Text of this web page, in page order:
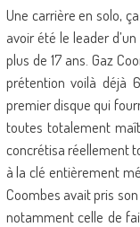
Une carrière en solo,
avoir été le leader
plus de 17 ans. Gaz
prétention voilà déjà
premier disque qui
toutes totalement
concrétisa réellement
à la clé entièrement
Coombes avait pris
notamment celle de